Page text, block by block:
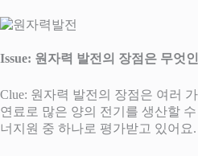
Issue: 원자력 발전의 장점은 무엇
Clue: 원자력 발전의 장점은 여러
연료로 많은 양의 전기를 생산할
너지원 중 하나로 평가받고 있어요.